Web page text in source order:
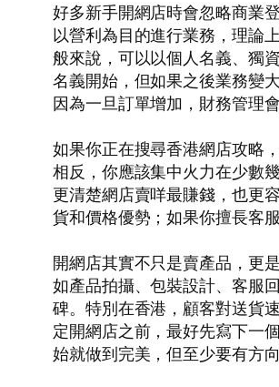
好多新手開網店時會忽略商業
以營利為目的進行業務，理論
般來說，可以以個人名義、獨
名義開始，但如果之後業務變
因為一旦訂單增加，財務管理
如果你正在搜尋香港網店攻略
相反，你應該集中火力在少數
更清楚網店賣咩最賺錢，也更
貨和價格優勢；如果你擅長客
開網店其實不只是賣產品，更
如產品拍攝、包裝設計、客服
碑。特別在香港，顧客對送貨
定開網店之前，最好先寫下一
始就做到完美，但至少要有方